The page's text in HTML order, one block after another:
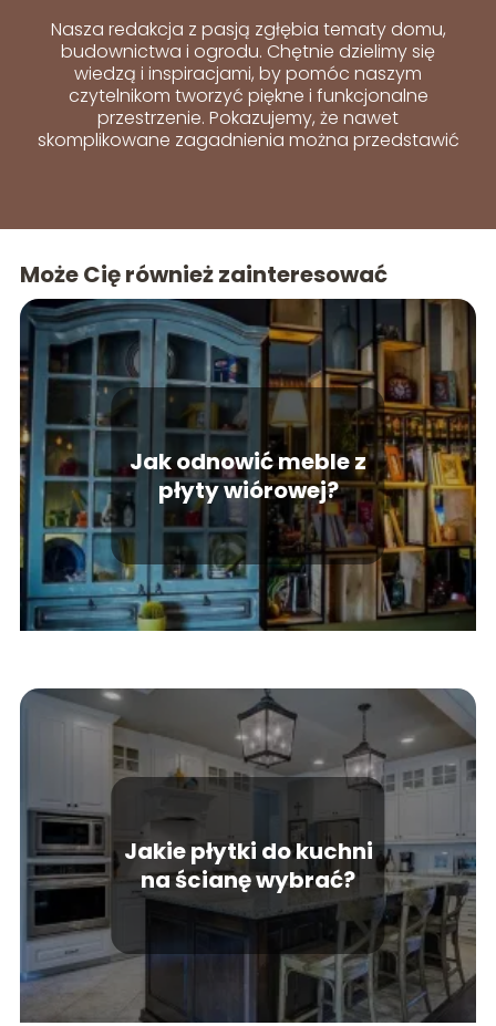
Nasza redakcja z pasją zgłębia tematy domu,
budownictwa i ogrodu. Chętnie dzielimy się
wiedzą i inspiracjami, by pomóc naszym
czytelnikom tworzyć piękne i funkcjonalne
przestrzenie. Pokazujemy, że nawet
skomplikowane zagadnienia można przedstawić
Może Cię również zainteresować
Jak odnowić meble z
płyty wiórowej?
Jakie płytki do kuchni
na ścianę wybrać?